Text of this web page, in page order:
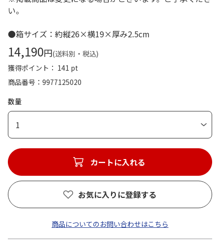
い。
●箱サイズ：約縦26×横19×厚み2.5cm
14,190円(送料別・税込)
獲得ポイント： 141 pt
商品番号
9977125020
数量
1
カートに入れる
お気に入りに登録する
商品についてのお問い合わせはこちら